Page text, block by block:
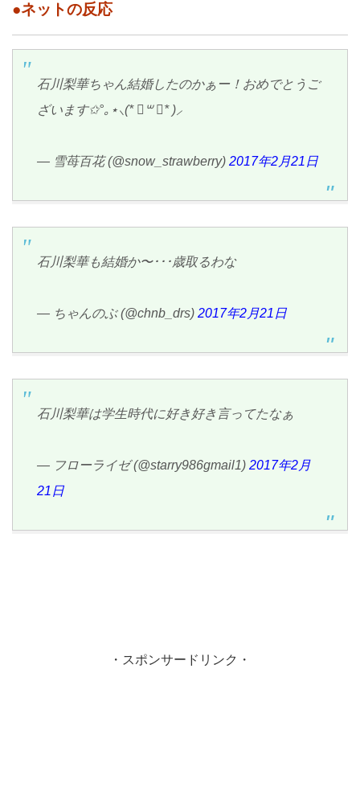
●ネットの反応
石川梨華ちゃん結婚したのかぁー！おめでとうご
ざいます✩°｡⋆⸜(* ॑꒳ ॑* )⸝
— 雪苺百花 (@snow_strawberry) 2017年2月21日
石川梨華も結婚か〜･･･歳取るわな
— ちゃんのぶ (@chnb_drs) 2017年2月21日
石川梨華は学生時代に好き好き言ってたなぁ
— フローライゼ (@starry986gmail1) 2017年2月
21日
・スポンサードリンク・